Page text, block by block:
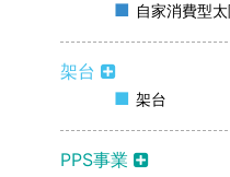
自家消費型
架台
架台
PPS事業